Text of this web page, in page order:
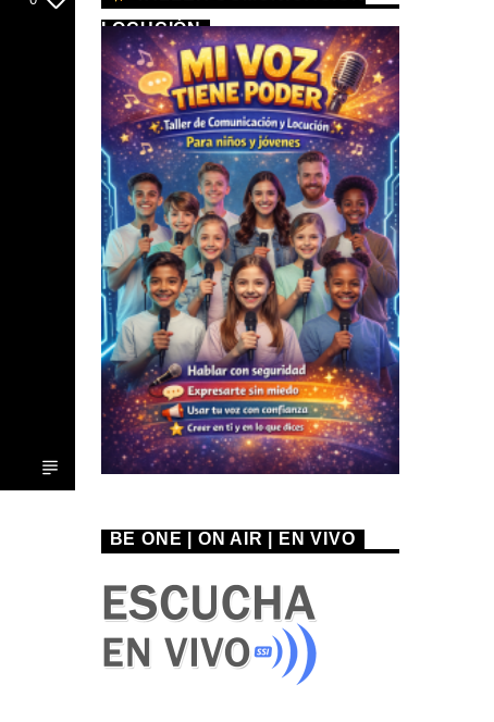
LOCUCIÓN
BE ONE | ON AIR | EN VIVO